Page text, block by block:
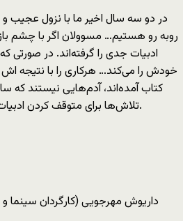
در دو سه سال اخیر ما با نزول عجیب
روبه رو هستیم… مسوولان اگر با چشم
ادبیات جدی را گرفته‌اند. در صورتی
خودش را می‌کند… هرکاری را با نتیجه
کتاب آمده‌اند، آدم‌هایی نیستند که
تلاش‌ها برای متوقف کردن ادبیات بیهوده و حساب نشده است.
داریوش مهرجویی (کارگردان سینما و